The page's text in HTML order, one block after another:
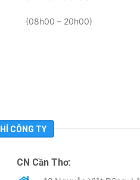
(08h00 – 20h00)
CÔNG TY
CN Cần Thơ: